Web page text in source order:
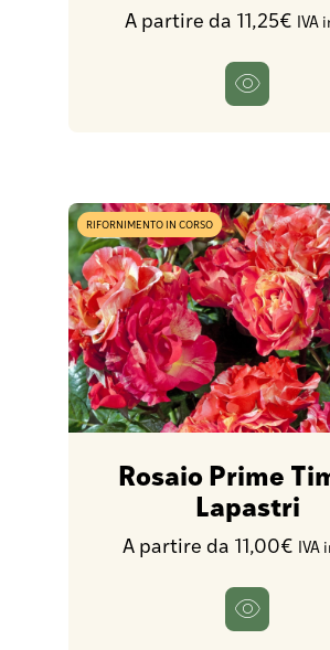
A partire da 11,25€ IVA
RIFORNIMENTO IN CORSO
Rosaio Prime
Lapastri
A partire da 11,00€ IVA